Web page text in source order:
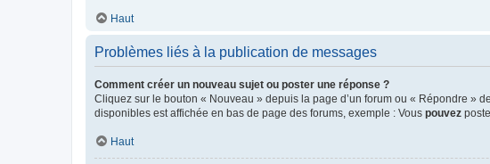
Haut
Problèmes liés à la publication de messages
Comment créer un nouveau sujet ou poster une réponse ?
Cliquez sur le bouton « Nouveau » depuis la page d’un forum ou « Répondre »
disponibles est affichée en bas de page des forums, exemple : Vous pouvez
Haut